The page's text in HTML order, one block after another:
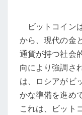
ビットコイン
から、現代の金
通貨が持つ社会
向により強調さ
は、ロシアがビ
かな準備を進め
これは、ビット